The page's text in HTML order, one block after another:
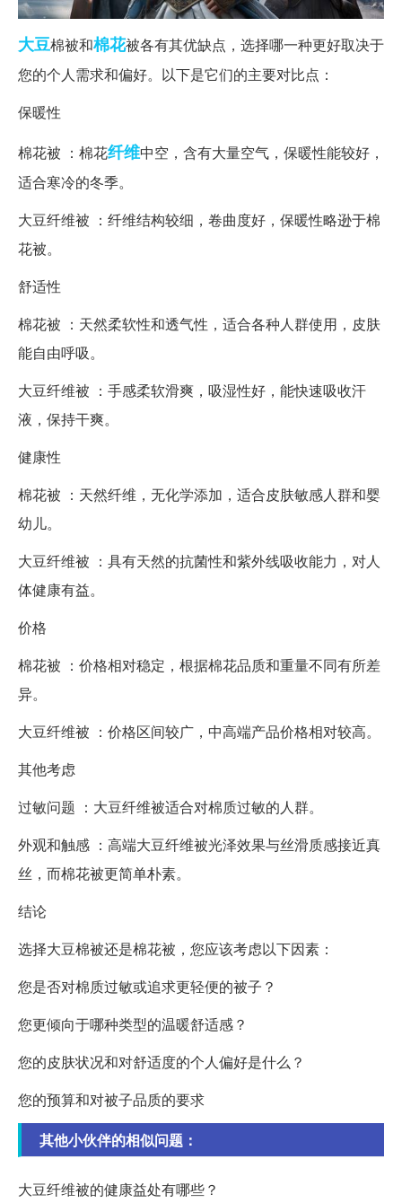
大豆棉被和棉花被各有其优缺点，选择哪一种更好取决于
您的个人需求和偏好。以下是它们的主要对比点：
保暖性
棉花被 ：棉花纤维中空，含有大量空气，保暖性能较好，
适合寒冷的冬季。
大豆纤维被 ：纤维结构较细，卷曲度好，保暖性略逊于棉
花被。
舒适性
棉花被 ：天然柔软性和透气性，适合各种人群使用，皮肤
能自由呼吸。
大豆纤维被 ：手感柔软滑爽，吸湿性好，能快速吸收汗
液，保持干爽。
健康性
棉花被 ：天然纤维，无化学添加，适合皮肤敏感人群和婴
幼儿。
大豆纤维被 ：具有天然的抗菌性和紫外线吸收能力，对人
体健康有益。
价格
棉花被 ：价格相对稳定，根据棉花品质和重量不同有所差
异。
大豆纤维被 ：价格区间较广，中高端产品价格相对较高。
其他考虑
过敏问题 ：大豆纤维被适合对棉质过敏的人群。
外观和触感 ：高端大豆纤维被光泽效果与丝滑质感接近真
丝，而棉花被更简单朴素。
结论
选择大豆棉被还是棉花被，您应该考虑以下因素：
您是否对棉质过敏或追求更轻便的被子？
您更倾向于哪种类型的温暖舒适感？
您的皮肤状况和对舒适度的个人偏好是什么？
您的预算和对被子品质的要求
其他小伙伴的相似问题：
大豆纤维被的健康益处有哪些？